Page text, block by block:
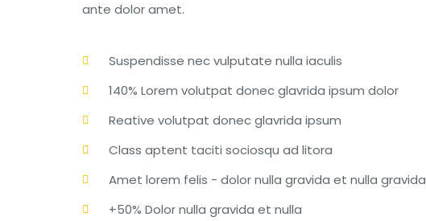
ante dolor amet.
Suspendisse nec vulputate nulla iaculis
140% Lorem volutpat donec glavrida ipsum dolor
Reative volutpat donec glavrida ipsum
Class aptent taciti sociosqu ad litora
Amet lorem felis - dolor nulla gravida et nulla gravida
+50% Dolor nulla gravida et nulla